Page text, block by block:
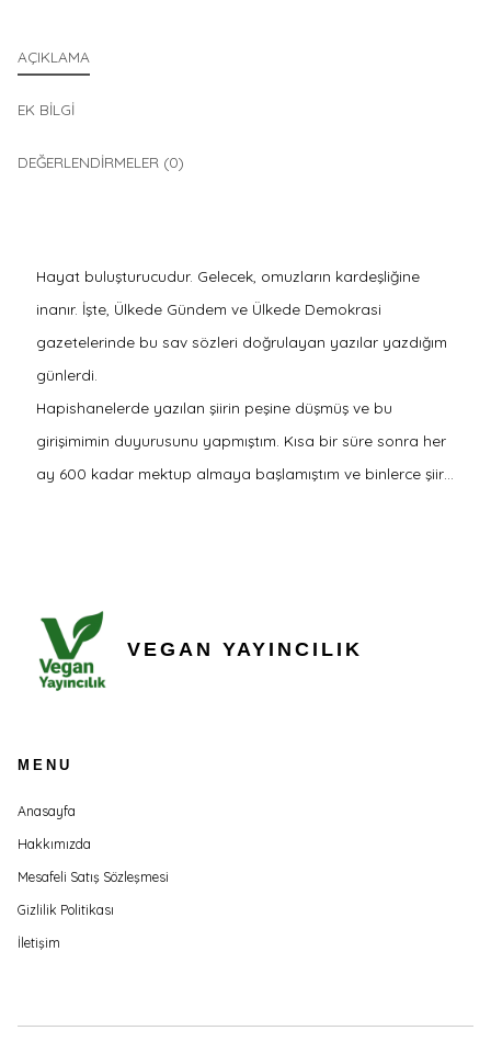
AÇIKLAMA
EK BILGI
DEĞERLENDIRMELER (0)
Hayat buluşturucudur. Gelecek, omuzların kardeşliğine
inanır. İşte, Ülkede Gündem ve Ülkede Demokrasi
gazetelerinde bu sav sözleri doğrulayan yazılar yazdığım
günlerdi.
Hapishanelerde yazılan şiirin peşine düşmüş ve bu
girişimimin duyurusunu yapmıştım. Kısa bir süre sonra her
ay 600 kadar mektup almaya başlamıştım ve binlerce şiir…
VEGAN YAYINCILIK
MENU
Anasayfa
Hakkımızda
Mesafeli Satış Sözleşmesi
Gizlilik Politikası
İletişim